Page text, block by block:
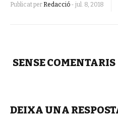
Publicat per Redacció - jul. 8, 2018
SENSE COMENTARIS
DEIXA UNA